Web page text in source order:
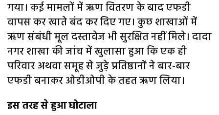
गया। कई मामलों में ऋण वितरण के बाद एफडी
वापस कर खाते बंद कर दिए गए। कुछ शाखाओं में
ऋण संबंधी मूल दस्तावेज भी सुरक्षित नहीं मिले। दादा
नगर शाखा की जांच में खुलासा हुआ कि एक ही
परिवार अथवा समूह से जुड़े प्रतिष्ठानों ने बार-बार
एफडी बनाकर ओडीओपी के तहत ऋण लिया।
इस तरह से हुआ घोटाला